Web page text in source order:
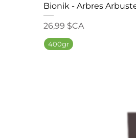
Bionik - Arbres
Prix
26,99 $CA
400gr